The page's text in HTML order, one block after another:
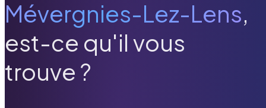
Mévergnies-Lez-Lens,
est-ce qu'il vous
trouve ?